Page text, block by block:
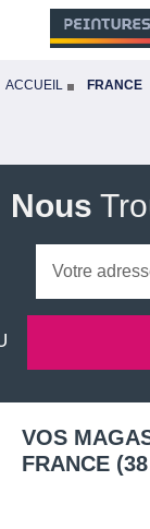
ACCUEIL FRANCE
Nous
VOS
FRANCE (38